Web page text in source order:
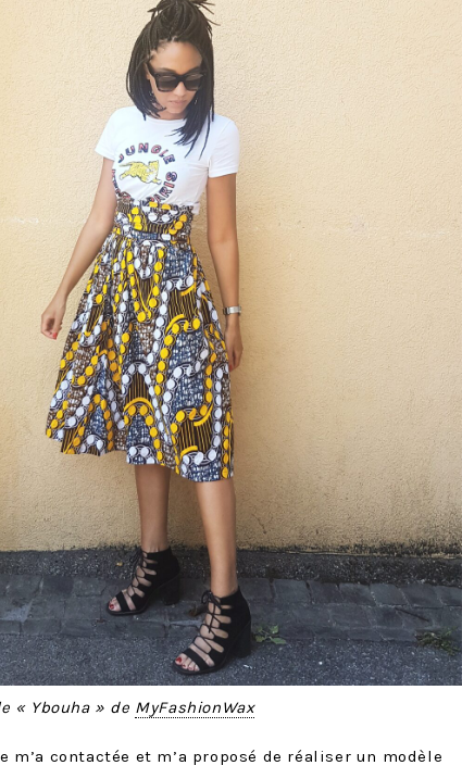
« Ybouha » de MyFashionWax
m’a contactée et m’a proposé de réaliser un modèle